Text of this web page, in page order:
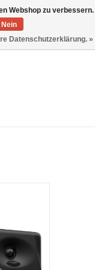
Webshop zu verbessern.
Nein
Datenschutzerklärung. »